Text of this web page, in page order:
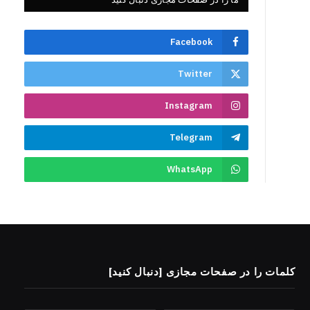
Facebook
Twitter
Instagram
Telegram
WhatsApp
کلمات را در صفحات مجازی [دنبال کنید]